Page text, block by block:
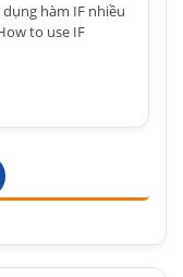
dụng hàm IF nhiều
to use IF